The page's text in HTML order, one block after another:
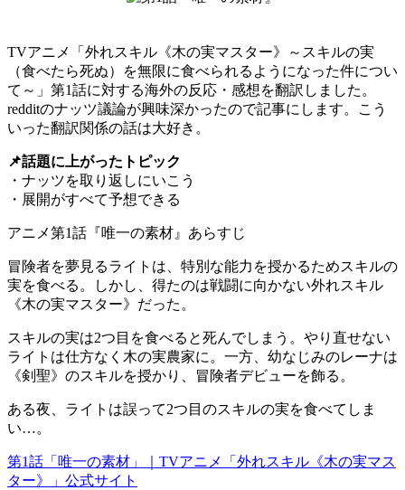
TVアニメ「外れスキル《木の実マスター》～スキルの実
（食べたら死ぬ）を無限に食べられるようになった件につい
て～」第1話に対する海外の反応・感想を翻訳しました。
redditのナッツ議論が興味深かったので記事にします。こう
いった翻訳関係の話は大好き。
📌話題に上がったトピック
・ナッツを取り返しにいこう
・展開がすべて予想できる
アニメ第1話『唯一の素材』あらすじ
冒険者を夢見るライトは、特別な能力を授かるためスキルの
実を食べる。しかし、得たのは戦闘に向かない外れスキル
《木の実マスター》だった。
スキルの実は2つ目を食べると死んでしまう。やり直せない
ライトは仕方なく木の実農家に。一方、幼なじみのレーナは
《剣聖》のスキルを授かり、冒険者デビューを飾る。
ある夜、ライトは誤って2つ目のスキルの実を食べてしま
い…。
第1話「唯一の素材」｜TVアニメ「外れスキル《木の実マス
ター》」公式サイト